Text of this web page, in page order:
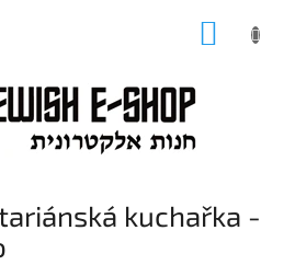
kuchařka -